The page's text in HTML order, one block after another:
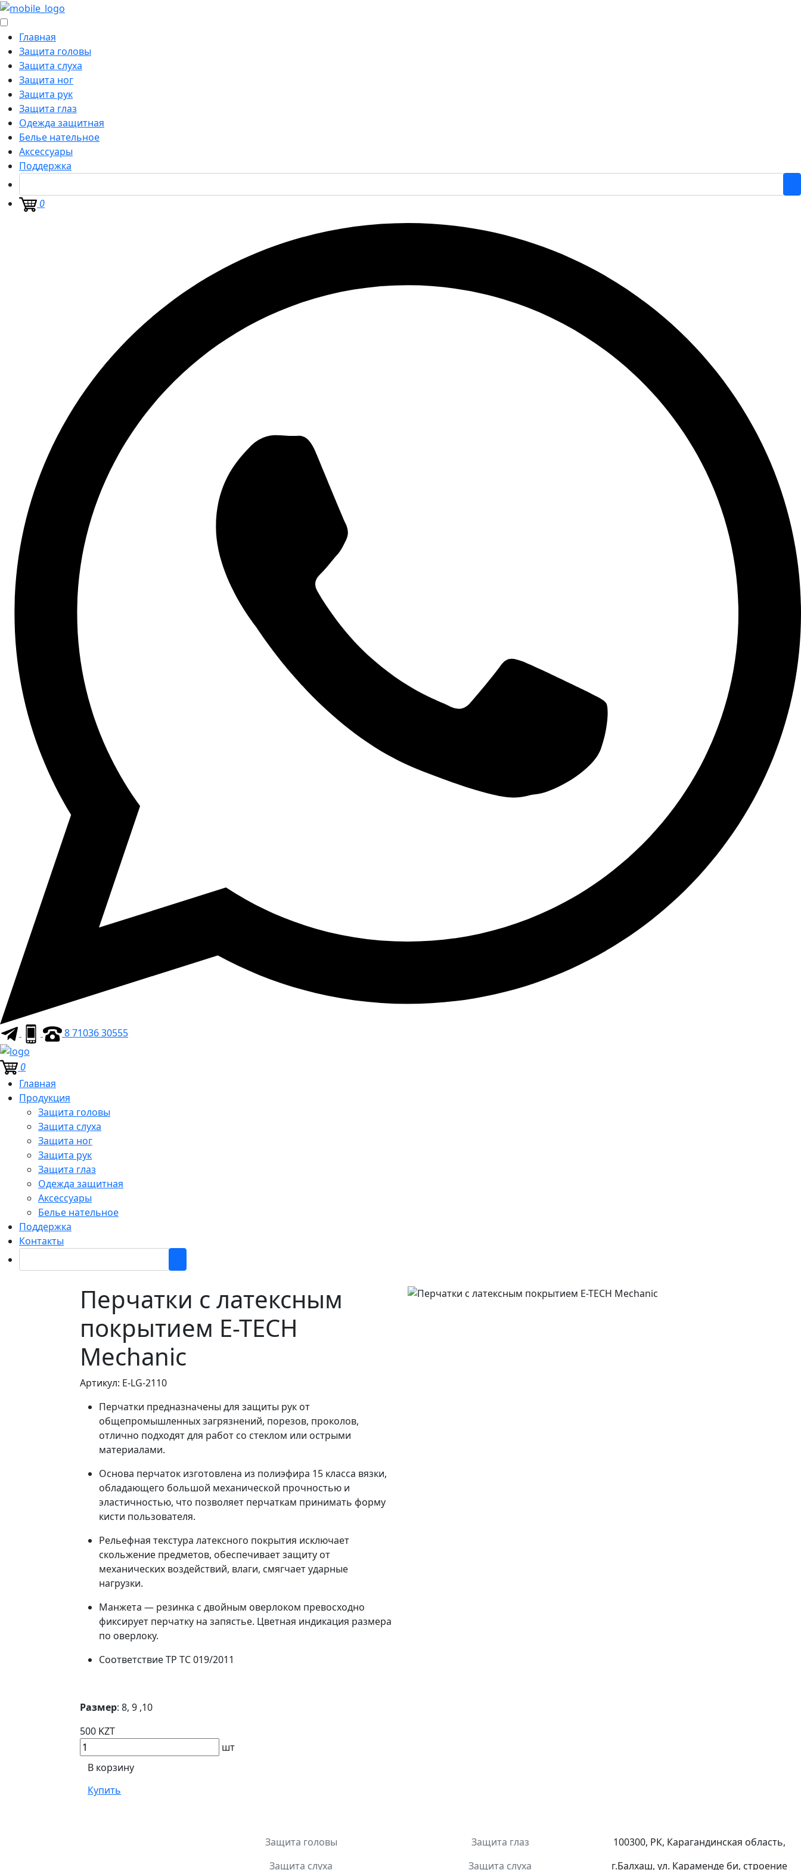
Главная
Защита головы
Защита слуха
Защита ног
Защита рук
Защита глаз
Одежда защитная
Белье нательное
Аксессуары
Поддержка
0
8 71036 30555
0
Главная
Продукция
Защита головы
Защита слуха
Защита ног
Защита рук
Защита глаз
Одежда защитная
Аксессуары
Белье нательное
Поддержка
Контакты
Перчатки с латексным
покрытием E-TECH
Mechanic
Артикул: E-LG-2110
Перчатки предназначены для защиты рук от
общепромышленных загрязнений, порезов, проколов,
отлично подходят для работ со стеклом или острыми
материалами.
Основа перчаток изготовлена из полиэфира 15 класса вязки,
обладающего большой механической прочностью и
эластичностью, что позволяет перчаткам принимать форму
кисти пользователя.
Рельефная текстура латексного покрытия исключает
скольжение предметов, обеспечивает защиту от
механических воздействий, влаги, смягчает ударные
нагрузки.
Манжета — резинка с двойным оверлоком превосходно
фиксирует перчатку на запястье. Цветная индикация размера
по оверлоку.
Соответствие ТР ТС 019/2011
Размер: 8, 9 ,10
500 KZT
шт
В корзину
Купить
Защита головы
Защита слуха
Защита глаз
Защита слуха
100300, РК, Карагандинская область,
г.Балхаш, ул. Караменде би, строение